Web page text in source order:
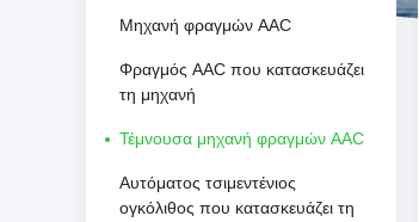
Μηχανή φραγμών AAC
Φραγμός AAC που κατασκευάζει
τη μηχανή
Τέμνουσα μηχανή φραγμών AAC
Αυτόματος τσιμεντένιος
ογκόλιθος που κατασκευάζει τη